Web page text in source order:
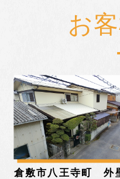
お
倉敷市八王寺町 外